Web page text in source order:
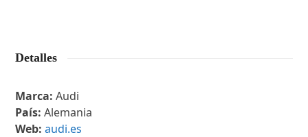
Detalles
Marca: Audi
País:Alemania
Web: audi.es